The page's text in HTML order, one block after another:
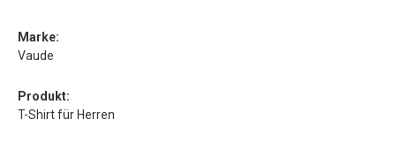
Marke:
Vaude
Produkt:
T-Shirt für Herren